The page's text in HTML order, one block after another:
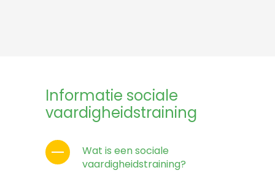
Informatie sociale
vaardigheidstraining
Wat is een sociale
vaardigheidstraining?